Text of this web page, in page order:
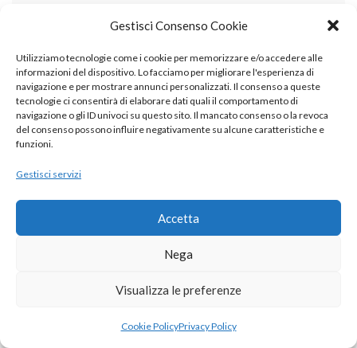
Gestisci Consenso Cookie
Utilizziamo tecnologie come i cookie per memorizzare e/o accedere alle
informazioni del dispositivo. Lo facciamo per migliorare l'esperienza di
navigazione e per mostrare annunci personalizzati. Il consenso a queste
tecnologie ci consentirà di elaborare dati quali il comportamento di
navigazione o gli ID univoci su questo sito. Il mancato consenso o la revoca
del consenso possono influire negativamente su alcune caratteristiche e
funzioni.
Gestisci servizi
Accetta
Nega
Visualizza le preferenze
Cookie PolicyPrivacy Policy
Settembre 2019
Agosto 2019
Luglio 2019